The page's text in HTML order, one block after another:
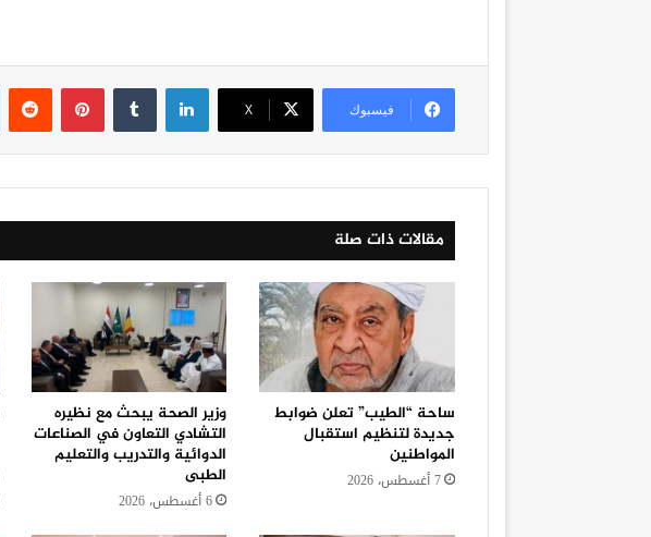
فيسبوك ‫X
لينكدإن بينتيريست
مقالات ذات صلة
ساحة “الطيب” تعلن ضوابط
جديدة لتنظيم استقبال
المواطنين
7 أغسطس، 2026
وزير الصحة يبحث مع نظيره
التشادي التعاون في الصناعات
الدوائية والتدريب والتعليم
الطبى
6 أغسطس، 2026